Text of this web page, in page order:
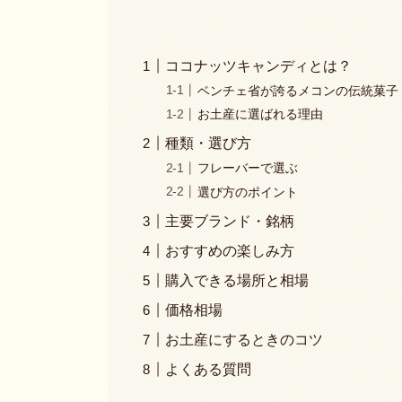
ココナッツキャンディとは？
ベンチェ省が誇るメコンの伝統菓子
お土産に選ばれる理由
種類・選び方
フレーバーで選ぶ
選び方のポイント
主要ブランド・銘柄
おすすめの楽しみ方
購入できる場所と相場
価格相場
お土産にするときのコツ
よくある質問